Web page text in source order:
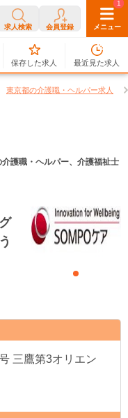
求人検索 会員登録 メニュー
0
保存した求人
1
最近見た求人
東京都の介護職・ヘルパー求人
介護職・ヘルパー、介護福祉士
三鷹第3オリエン